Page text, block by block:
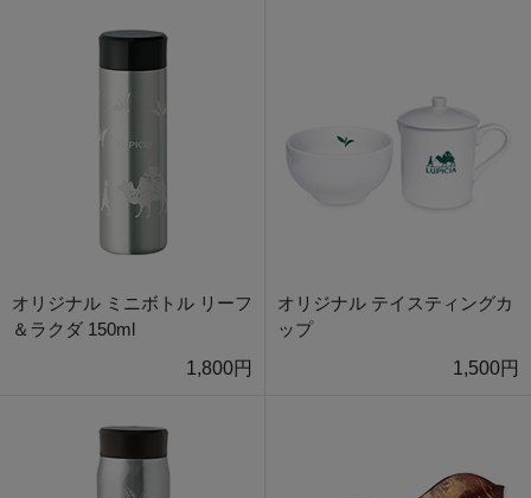
オリジナル ミニボトル リーフ
＆ラクダ 150ml
1,800円
オリジナル テイスティングカ
ップ
1,500円